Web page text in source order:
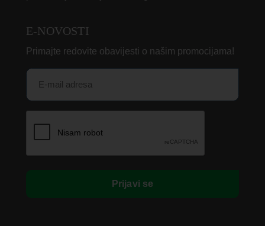
E-NOVOSTI
Primajte redovite obavijesti o našim promocijama!